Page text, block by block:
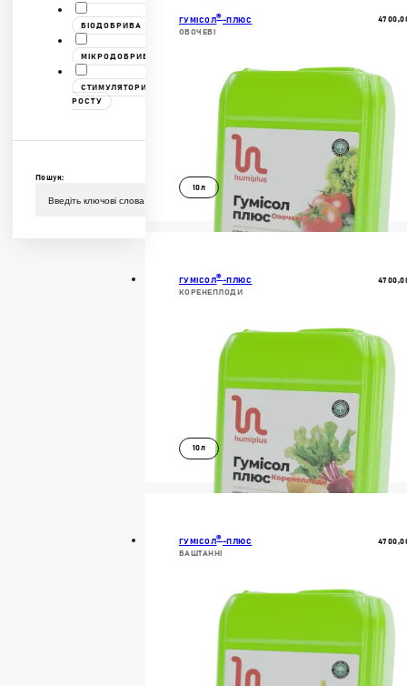
БІОДОБРИВА
МІКРОДОБРИВА
СТИМУЛЯТОРИ
РОСТУ
Пошук:
ГУМІСОЛ®-ПЛЮС
ОВОЧЕВІ
10л
ГУМІСОЛ®-ПЛЮС
КОРЕНЕПЛОДИ
10л
ГУМІСОЛ®-ПЛЮС
БАШТАННІ